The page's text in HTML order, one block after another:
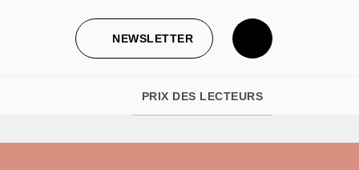
NEWSLETTER
PRIX DES LECTEURS